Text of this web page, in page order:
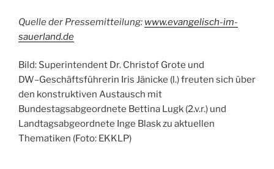
Quelle der Pressemitteilung: www.evangelisch-im-
sauerland.de
Bild: Superintendent Dr. Christof Grote und
DW–Geschäftsführerin Iris Jänicke (l.)freuten sich über
den konstruktiven Austausch mit
Bundestagsabgeordnete Bettina Lugk (2.v.r.) und
Landtagsabgeordnete Inge Blaskzu aktuellen
Thematiken (Foto: EKKLP)